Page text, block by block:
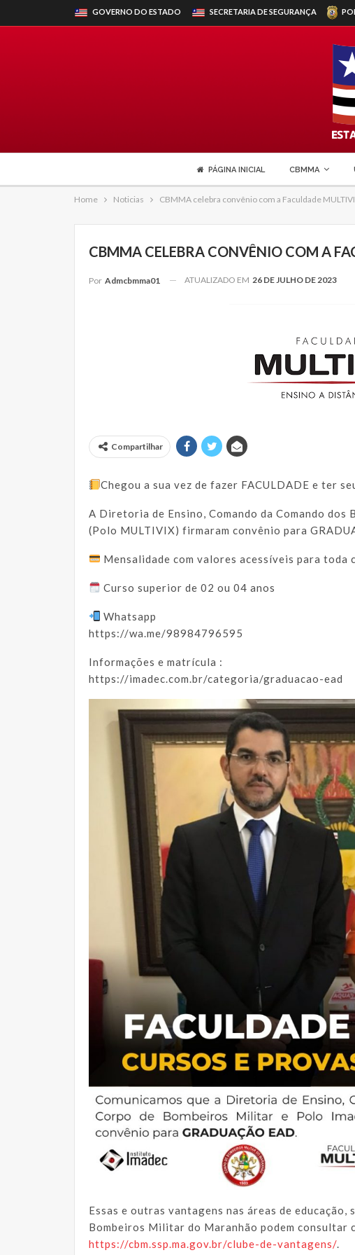
GOVERNO DO ESTADO SECRETARIA DE SEGURANÇA
PÁGINA INICIAL CBMMA
Home Noticias CBMMA celebra convênio com a Faculdade
CBMMA CELEBRA CONVÊNIO COM A
Por Admcbmma01 ATUALIZADO EM 26 DE JULHO DE 2023
Compartilhar
Chegou a sua vez de fazer FACULDADE e ter
A Diretoria de Ensino, Comando da Comando
(Polo MULTIVIX) firmaram convênio para
Mensalidade com valores acessíveis para toda
Curso superior de 02 ou 04 anos
Whatsapp
https://wa.me/98984796595
Informações e matrícula :
https://imadec.com.br/categoria/graduacao-ead
Essas e outras vantagens nas áreas de
Bombeiros Militar do Maranhão podem consultar
https://cbm.ssp.ma.gov.br/clube-de-vantagens/